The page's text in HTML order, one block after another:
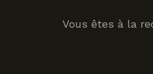
Vous êtes à la